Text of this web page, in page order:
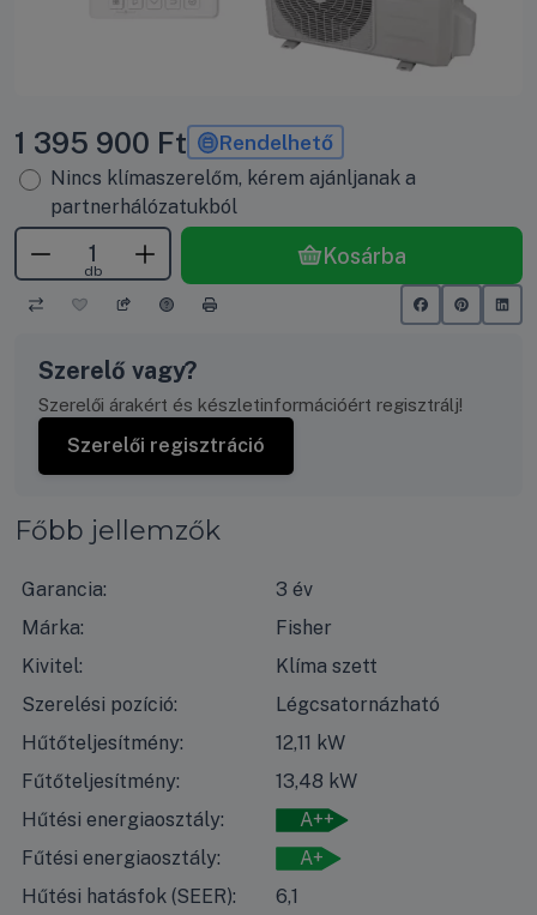
1 395 900 Ft Rendelhető
Nincs klímaszerelőm, kérem ajánljanak a
partnerhálózatukból
db
Kosárba
Szerelő vagy?
Szerelői árakért és készletinformációért regisztrálj!
Szerelői regisztráció
Főbb jellemzők
Garancia:
3 év
Márka:
Fisher
Kivitel:
Klíma szett
Szerelési pozíció:
Légcsatornázható
Hűtőteljesítmény:
12,11 kW
Fűtőteljesítmény:
13,48 kW
Hűtési energiaosztály:
A++
Fűtési energiaosztály:
A+
Hűtési hatásfok (SEER):
6,1